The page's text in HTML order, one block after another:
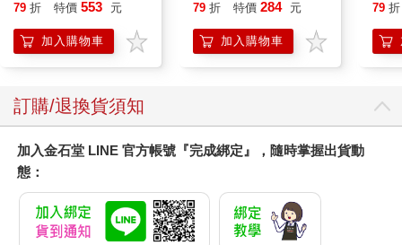
79 折 特價 553 元
加入購物車
79 折 特價 284 元
加入購物車
戀
79 折
訂購/退換貨須知
加入金石堂 LINE 官方帳號『完成綁定』，隨時掌握出貨動
態：